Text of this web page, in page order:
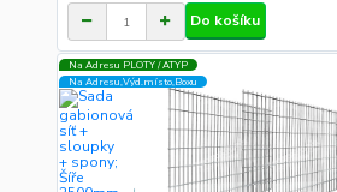
Do košíku
Na Adresu PLOTY / ATYP
Na Adresu,Výd.místo,Boxu